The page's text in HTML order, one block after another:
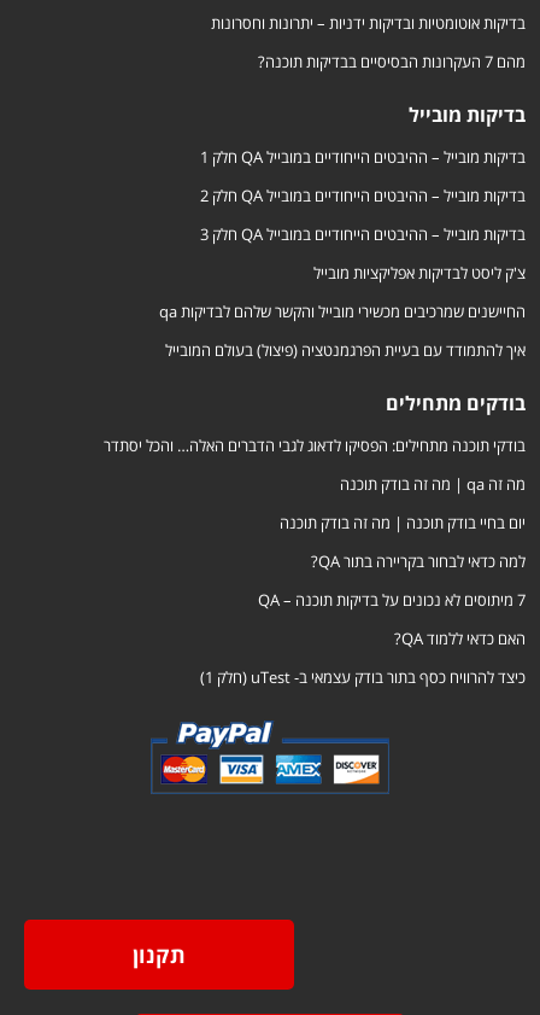
בדיקות אוטומטיות ובדיקות ידניות – יתרונות וחסרונות
מהם 7 העקרונות הבסיסיים בבדיקות תוכנה?
בדיקות מובייל
בדיקות מובייל – ההיבטים הייחודיים במובייל QA חלק 1
בדיקות מובייל – ההיבטים הייחודיים במובייל QA חלק 2
בדיקות מובייל – ההיבטים הייחודיים במובייל QA חלק 3
צ'ק ליסט לבדיקות אפליקציות מובייל
החיישנים שמרכיבים מכשירי מובייל והקשר שלהם לבדיקות qa
איך להתמודד עם בעיית הפרגמנטציה (פיצול) בעולם המובייל
בודקים מתחילים
בודקי תוכנה מתחילים: הפסיקו לדאוג לגבי הדברים האלה… והכל יסתדר
מה זה qa | מה זה בודק תוכנה
יום בחיי בודק תוכנה | מה זה בודק תוכנה
למה כדאי לבחור בקריירה בתור QA?
7 מיתוסים לא נכונים על בדיקות תוכנה – QA
האם כדאי ללמוד QA?
כיצד להרוויח כסף בתור בודק עצמאי ב- uTest (חלק 1)
תקנון